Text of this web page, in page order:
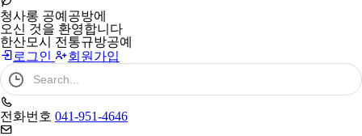
청사롱 공예공방에
오신 것을 환영합니다
한산모시 전통규방공예
로그인
회원가입
검
색
어
필
수
전화번호 041-951-4646